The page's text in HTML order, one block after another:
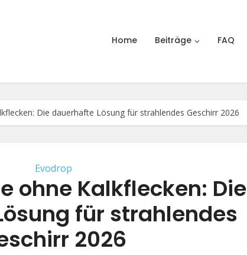
Home Beiträge FAQ
Die dauerhafte Lösung für strahlendes Geschirr 2026
Evodrop
ohne Kalkflecken: Die
für strahlendes
2026